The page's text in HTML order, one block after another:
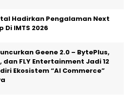
Hadirkan Pengalaman Next
Di IMTS 2026
Geene 2.0 – BytePlus,
dan FLY Entertainment Jadi 12
Ekosistem “AI Commerce”